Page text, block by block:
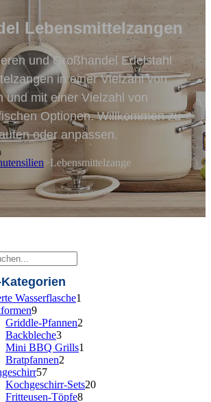
Lebensmittelzangen
und Großhandel Edelstahl
in einer Vielzahl von
und mit einer Vielzahl von
Optionen. Willkommen zu
oder anpassen.
>Lebensmittelzange
Wasserflasche1
99
Produkte
Griddle-Pfannen2
Backbleche33
Produkte
Mini BBQ Grills1
Bratpfannen2
5757
Produkte
Kochgeschirr-Sets2020
Fritteusen-Töpfe88